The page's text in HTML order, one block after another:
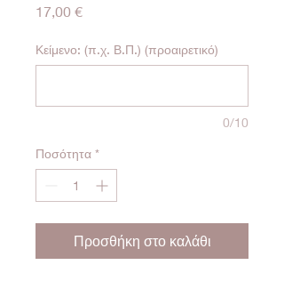
17,00 €Τιμή
Κείμενο: (π.χ. Β.Π.) (προαιρετικό)
0/10
Ποσότητα *
Προσθήκη στο καλάθι